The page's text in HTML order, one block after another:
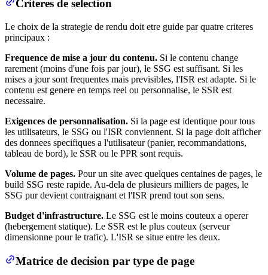
Criteres de selection
Le choix de la strategie de rendu doit etre guide par quatre criteres
principaux :
Frequence de mise a jour du contenu. Si le contenu change
rarement (moins d'une fois par jour), le SSG est suffisant. Si les
mises a jour sont frequentes mais previsibles, l'ISR est adapte. Si le
contenu est genere en temps reel ou personnalise, le SSR est
necessaire.
Exigences de personnalisation. Si la page est identique pour tous
les utilisateurs, le SSG ou l'ISR conviennent. Si la page doit afficher
des donnees specifiques a l'utilisateur (panier, recommandations,
tableau de bord), le SSR ou le PPR sont requis.
Volume de pages. Pour un site avec quelques centaines de pages, le
build SSG reste rapide. Au-dela de plusieurs milliers de pages, le
SSG pur devient contraignant et l'ISR prend tout son sens.
Budget d'infrastructure. Le SSG est le moins couteux a operer
(hebergement statique). Le SSR est le plus couteux (serveur
dimensionne pour le trafic). L'ISR se situe entre les deux.
Matrice de decision par type de page